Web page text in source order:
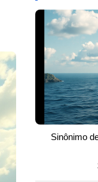
Sinônimo